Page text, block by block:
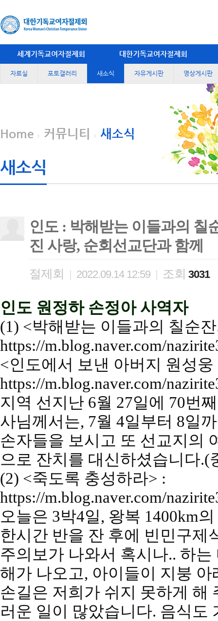
세계기독교여자절제회 대한기독교여자절제회
자료실 포토갤러리 새소식 자유게시판 영상게시판
Home 커뮤니티 새소식
새소식
인도 : 박해받는 이들과의 칠
진 사랑, 순회선교단과 함께
절제회 | 2022.09.14 12:59 | 조회 3031
인도 원정하 손정아 사역자
(1) <박해받는 이들과의 칠순
https://m.blog.naver.com/
<인도에서 보낸 아버지 원성
https://m.blog.naver.com/
지역 선지난 6월 27일에 70번
사님께서는, 7월 4일부터 8일
손자들을 보시고 또 선교지의
으로 잔치를 대신하셨습니다.(
(2) <죽도록 충성하라> :
https://m.blog.naver.com/
오늘은 3박4일, 왕복 1400km
한시간 반을 잔 후에 빈민구제
주의보가 나와서 혹시나.. 하는
해가 나오고, 아이들이 지붕
손길은 저희가 쉬지 못하게 해
러운 일이 많았습니다. 음식도